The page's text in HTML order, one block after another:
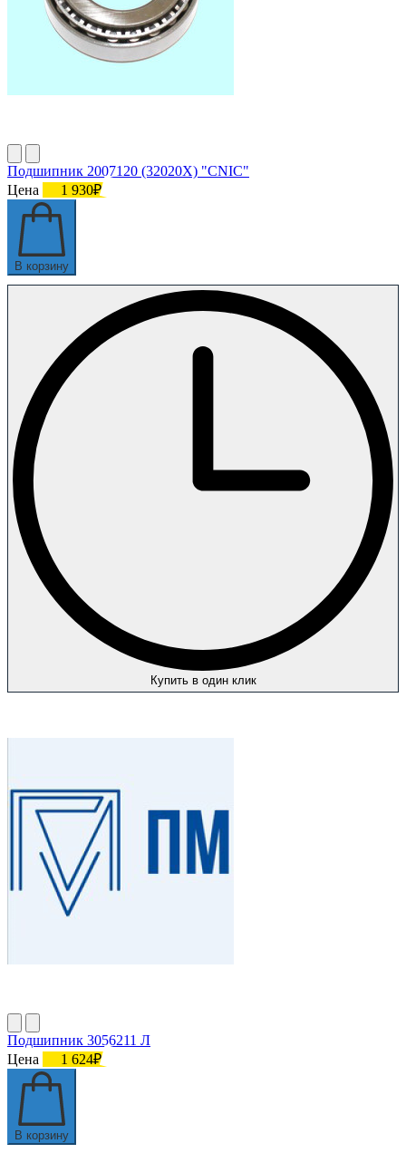
Подшипник 2007120 (32020X) "СNIC"
Цена
1 930₽
В корзину
Купить в один клик
Подшипник 3056211 Л
Цена
1 624₽
В корзину